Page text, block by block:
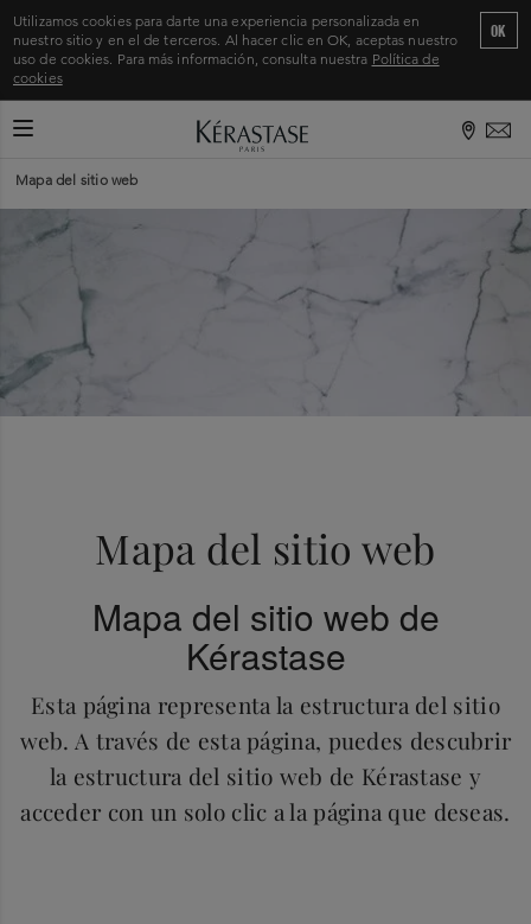
Utilizamos cookies para darte una experiencia personalizada en
nuestro sitio y en el de terceros. Al hacer clic en OK, aceptas nuestro
uso de cookies. Para más información, consulta nuestra Política de
cookies
OK
CAMBIAR MODO DE NAVEGACIÓN
Mapa del sitio web
Mapa del sitio web
Mapa del sitio web de
Kérastase
Esta página representa la estructura del sitio
web. A través de esta página, puedes descubrir
la estructura del sitio web de Kérastase y
acceder con un solo clic a la página que deseas.